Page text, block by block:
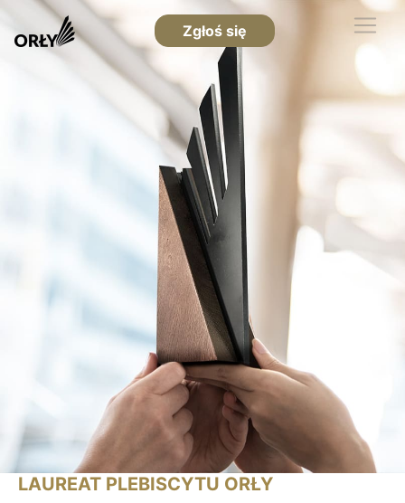
Zgłoś się
LAUREAT PLEBISCYTU ORŁY